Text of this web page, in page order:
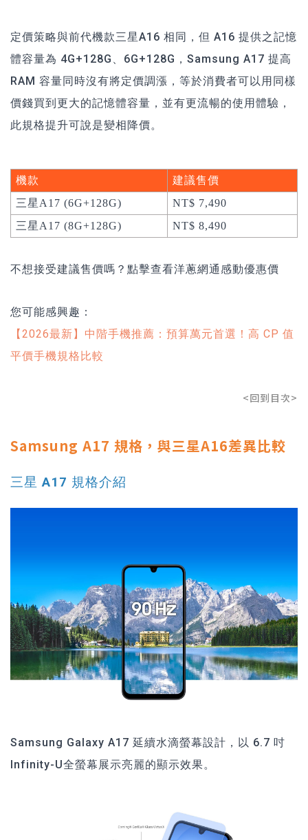
定價策略與前代機款三星A16 相同，但 A16 提供之記憶
體容量為 4G+128G、6G+128G，Samsung A17 提高
RAM 容量同時沒有將定價調漲，等於消費者可以用同樣
價錢買到更大的記憶體容量，並有更流暢的使用體驗，
此規格提升可說是變相降價。
機款
建議售價
三星A17 (6G+128G)
NT$ 7,490
三星A17 (8G+128G)
NT$ 8,490
不想接受建議售價嗎？點擊查看洋蔥網通感動優惠價
您可能感興趣：
【2026最新】中階手機推薦：預算萬元首選！高 CP 值
平價手機規格比較
<回到目次>
Samsung A17 規格，與三星A16差異比較
三星 A17 規格介紹
Samsung Galaxy A17 延續水滴螢幕設計，以 6.7 吋
Infinity-U全螢幕展示亮麗的顯示效果。